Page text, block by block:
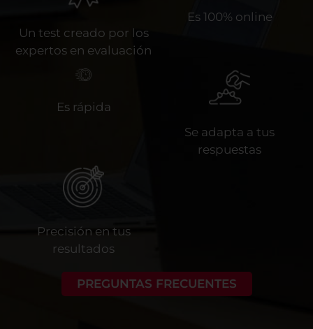
Un test creado por los
expertos en evaluación
Es 100% online
Es rápida
Se adapta a tus
respuestas
Precisión en tus
resultados
PREGUNTAS FRECUENTES